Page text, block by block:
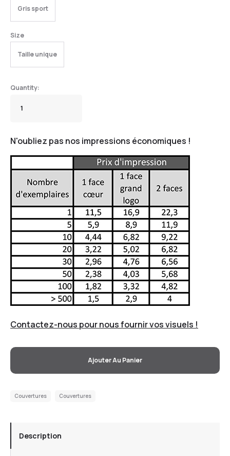
Gris sport
Size
Taille unique
N'oubliez pas nos impressions économiques !
Contactez-nous pour nous fournir vos visuels !
Ajouter Au Panier
Couvertures Couvertures
Description